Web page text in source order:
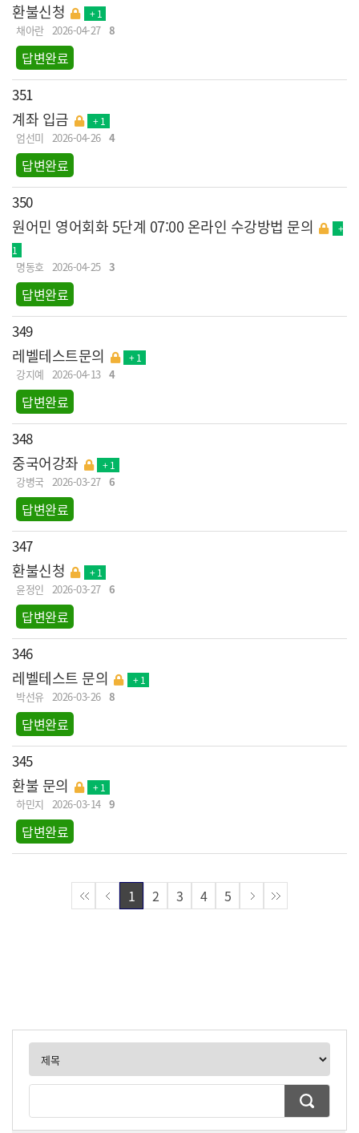
환불신청 + 1
채아란 2026-04-27 8
답변완료
351
계좌 입금 + 1
엄선미 2026-04-26 4
답변완료
350
원어민 영어회화 5단계 07:00 온라인 수강방법 문의
+
1
명동호 2026-04-25 3
답변완료
349
레벨테스트문의 + 1
강지예 2026-04-13 4
답변완료
348
중국어강좌 + 1
강병국 2026-03-27 6
답변완료
347
환불신청 + 1
윤정인 2026-03-27 6
답변완료
346
레벨테스트 문의 + 1
박선유 2026-03-26 8
답변완료
345
환불 문의 + 1
하민지 2026-03-14 9
답변완료
1 2 3 4 5